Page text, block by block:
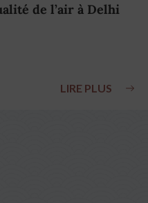
de l’air à Delhi
LIRE PLUS